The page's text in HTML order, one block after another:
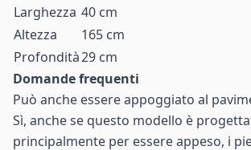
Larghezza 40 cm
Altezza
165 cm
Profondità29 cm
Domande frequenti
Può anche essere appoggiato al
Sì, anche se questo modello è
principalmente per essere appeso, i